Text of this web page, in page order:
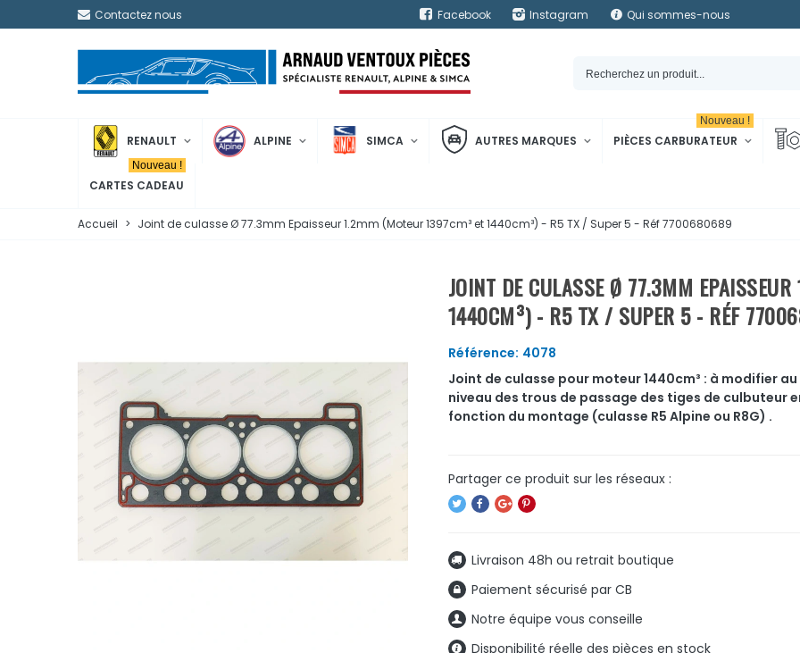
Contactez nous Facebook Instagram Qui sommes-nous
RENAULT ALPINE SIMCA AUTRES MARQUES PIÈCES CARBURATEUR
Nouveau !
CARTES CADEAU
Nouveau !
Accueil > Joint de culasse Ø 77.3mm Epaisseur 1.2mm (Moteur 1397cm³ et 1440cm³) - R5 TX / Super 5 - Réf 7700680689
JOINT DE CULASSE Ø 77.3MM
1440CM³) - R5 TX / SUPER 5 - RÉF
Référence: 4078
Joint de culasse pour moteur 1440cm³ : à modifier au
niveau des trous de passage des tiges de culbuteur
fonction du montage (culasse R5 Alpine ou R8G) .
Livraison 48h ou retrait boutique
Paiement sécurisé par CB
Notre équipe vous conseille
Disponibilité réelle des pièces en stock